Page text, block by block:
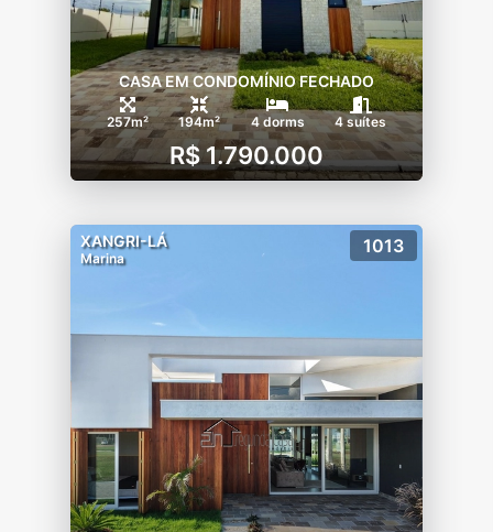
CASA EM CONDOMÍNIO FECHADO
257m² 194m² 4 dorms 4 suítes
R$ 1.790.000
XANGRI-LÁ
Marina
1013